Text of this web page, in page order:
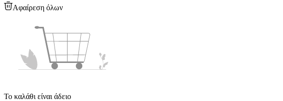
Αφαίρεση όλων
Το καλάθι είναι άδειο